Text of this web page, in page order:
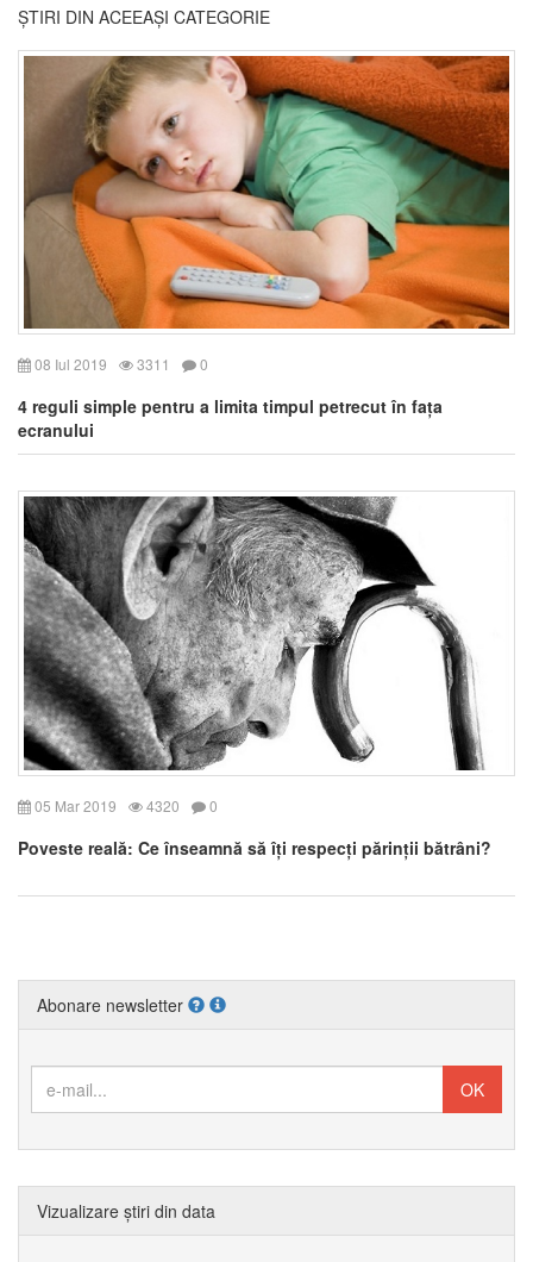
ȘTIRI DIN ACEEAȘI CATEGORIE
08 Iul 2019 3311 0
4 reguli simple pentru a limita timpul petrecut în fața
ecranului
05 Mar 2019 4320 0
Poveste reală: Ce înseamnă să îți respecți părinții bătrâni?
Abonare newsletter
Vizualizare știri din data